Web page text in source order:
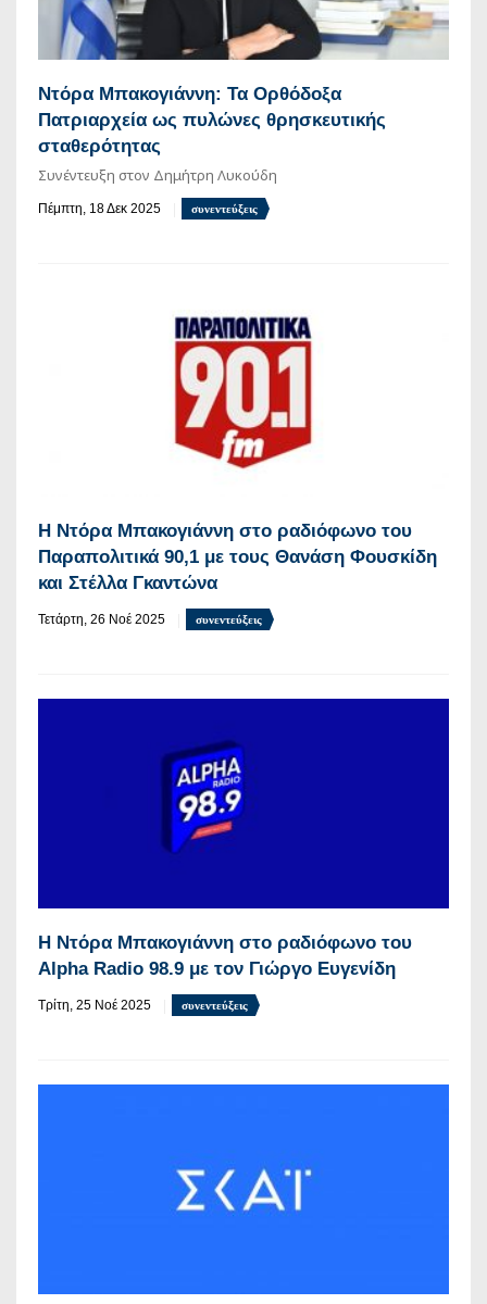
Ντόρα Μπακογιάννη: Τα Ορθόδοξα
Πατριαρχεία ως πυλώνες θρησκευτικής
σταθερότητας
Συνέντευξη στον Δημήτρη Λυκούδη
Πέμπτη, 18 Δεκ 2025 συνεντεύξεις
Η Ντόρα Μπακογιάννη στο ραδιόφωνο του
Παραπολιτικά 90,1 με τους Θανάση Φουσκίδη
και Στέλλα Γκαντώνα
Τετάρτη, 26 Νοέ 2025 συνεντεύξεις
Η Ντόρα Μπακογιάννη στο ραδιόφωνο του
Alpha Radio 98.9 με τον Γιώργο Ευγενίδη
Τρίτη, 25 Νοέ 2025 συνεντεύξεις